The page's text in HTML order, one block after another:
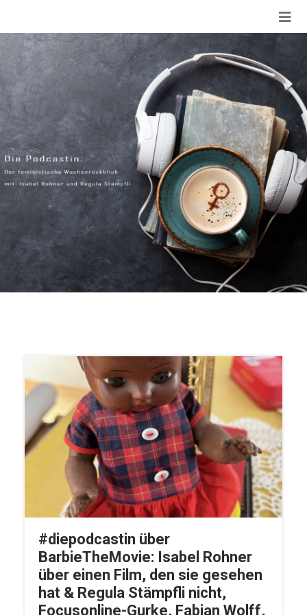
#diepodcastin über
BarbieTheMovie: Isabel Rohner
über einen Film, den sie gesehen
hat & Regula Stämpfli nicht,
Focusonline-Gurke, Fabian Wolff,